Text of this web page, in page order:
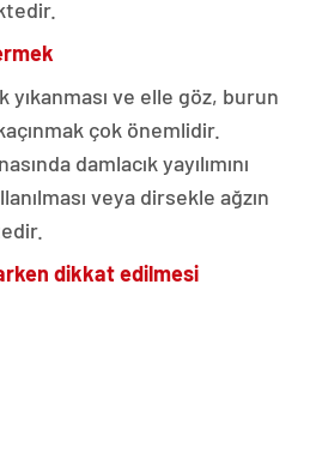
yıkanması ve elle göz, burun
çok önemlidir.
damlacık yayılımını
veya dirsekle ağzın
dikkat edilmesi